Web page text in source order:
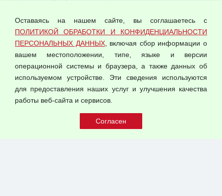
© 2026 ООО "Феникс"
Согласием на обработку персональных данных
Оферта оптовой купли-продажи
Публичная оферта
Оставаясь на нашем сайте, вы соглашаетесь с
ПОЛИТИКОЙ ОБРАБОТКИ И КОНФИДЕНЦИАЛЬНОСТИ
ПЕРСОНАЛЬНЫХ ДАННЫХ, включая сбор информации о
вашем местоположении, типе, языке и версии
операционной системы и браузера, а также данных об
используемом устройстве. Эти сведения используются
для предоставления наших услуг и улучшения качества
работы веб-сайта и сервисов.